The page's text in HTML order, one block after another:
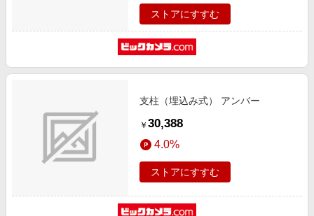
ストアにすすむ
支柱（埋込み式） アンバー
￥ 30,388
4.0%
ストアにすすむ